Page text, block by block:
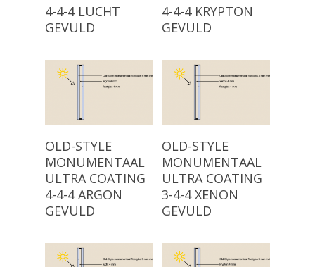
4-4-4 LUCHT
GEVULD
4-4-4 KRYPTON
GEVULD
OLD-STYLE
MONUMENTAAL
ULTRA COATING
4-4-4 ARGON
GEVULD
OLD-STYLE
MONUMENTAAL
ULTRA COATING
3-4-4 XENON
GEVULD
Producten
(voor 1920)
Klassiek Isolatieglas
1960)
Modern Isolatieglas
Nieuw: Vacuümglas
Projecten
Over ons
Contact